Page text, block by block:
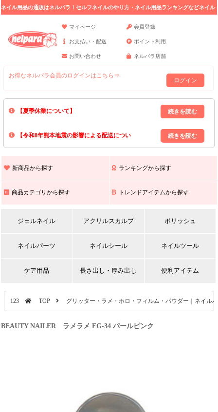
ネイル用品の通販はネルパラ！セルフネイルのやり方・ネイル用品ランキングなどネイル
マイページ
会員登録
お支払い・配送 ポイント利用
お問い合わせ ネルパラ店舗
お得なネルパラ会員のログインはこちら⇒
ログイン
【夏季休業について】
8/13(木)～8/16(日)の間｢出荷業務・お問い合わせ業務｣はお休みいたしま
上記期間中のご注文・お問い合わせは8/17(月)以降の対応となりますので
【令和8年熊本地震の影響による配送につい
また､ 九州全域でお荷物のお届けに遅延が生じております｡
新商品から探す ランキングから探す
商品カテゴリから探す トレンドアイテムから探す
ジェルネイル アクリルスカルプ ポリッシュ
ネイルパーツ ネイルシール ネイルツール
ケア用品 長さ出し・厚み出し 便利アイテム
123 TOP グリッター・ラメ・ホロ・フィルム・パウダー｜ネイル
BEAUTY NAILER ラメラメ FG-34 パールピンク